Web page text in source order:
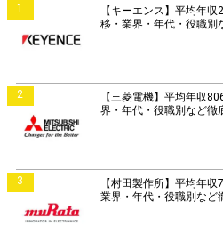
1
【キーエンス】平均年
移・業界・年代・役職別
2
【三菱電機】平均年収
界・年代・役職別など徹
3
【村田製作所】平均年収
業界・年代・役職別など